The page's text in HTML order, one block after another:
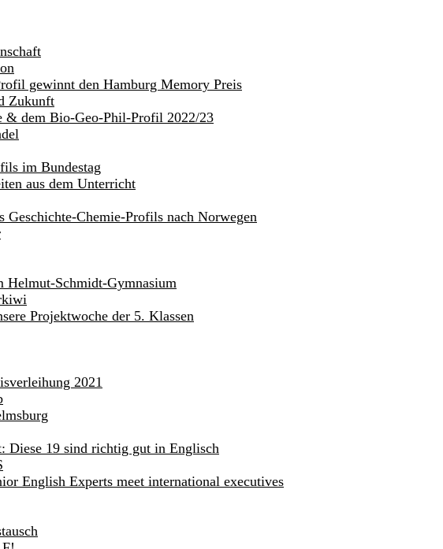
gewinnt den Hamburg Memory Preis
Zukunft
& dem Bio-Geo-Phil-Profil 2022/23
im Bundestag
aus dem Unterricht
Geschichte-Chemie-Profils nach Norwegen
Helmut-Schmidt-Gymnasium
Projektwoche der 5. Klassen
2021
Diese 19 sind richtig gut in Englisch
English Experts meet international executives